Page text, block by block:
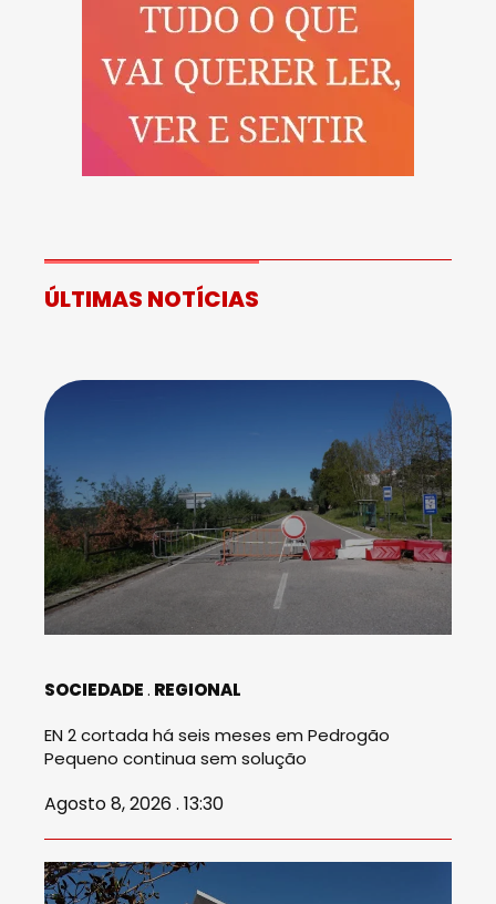
ÚLTIMAS NOTÍCIAS
SOCIEDADE REGIONAL
EN 2 cortada há seis meses em Pedrogão
Pequeno continua sem solução
Agosto 8, 2026 . 13:30